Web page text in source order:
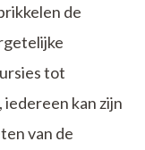
de
tot
kan zijn
van de